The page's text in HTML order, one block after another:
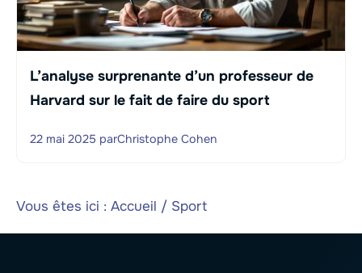
L’analyse surprenante d’un professeur de
Harvard sur le fait de faire du sport
22 mai 2025 parChristophe Cohen
Vous êtes ici : Accueil / Sport